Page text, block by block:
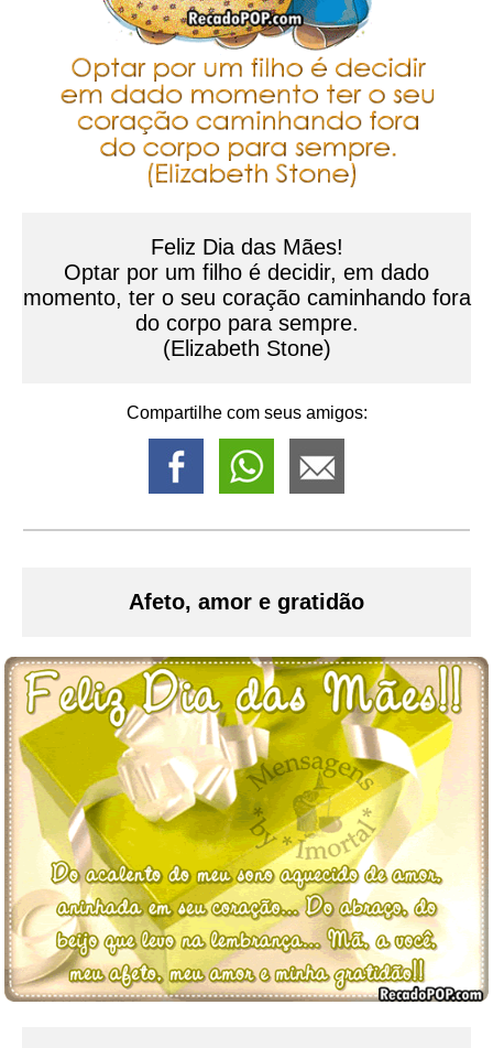
Feliz Dia das Mães!
Optar por um filho é decidir, em dado
momento, ter o seu coração caminhando fora
do corpo para sempre.
(Elizabeth Stone)
Compartilhe com seus amigos:
Afeto, amor e gratidão